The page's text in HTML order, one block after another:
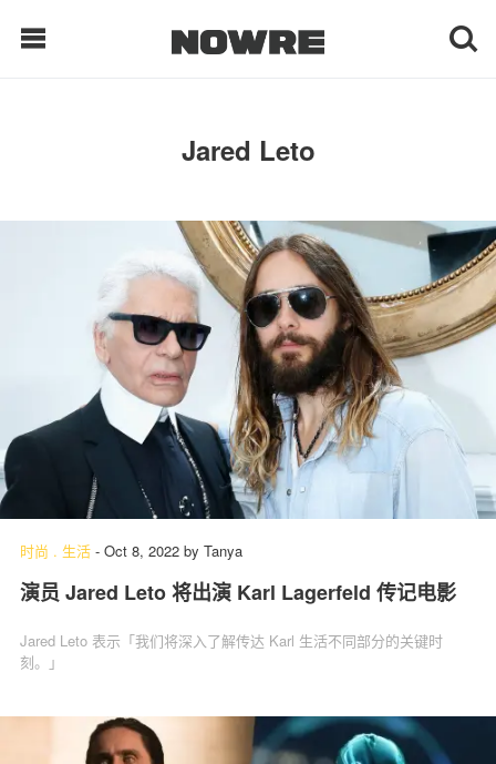
每日鲜榨
现客视点
每日栏目
时 尚
球 鞋
生 活
科 技
Jared Leto
时尚 . 生活 - Oct 8, 2022 by Tanya
演员 Jared Leto 将出演 Karl Lagerfeld 传记电影
Jared Leto 表示「我们将深入了解传达 Karl 生活不同部分的关键时
刻。」